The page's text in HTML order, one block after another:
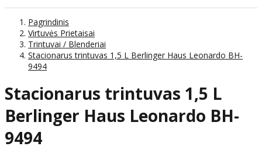
Pagrindinis
Virtuvės Prietaisai
Trintuvai / Blenderiai
Stacionarus trintuvas 1,5 L Berlinger Haus Leonardo BH-
9494
Stacionarus trintuvas 1,5 L
Berlinger Haus Leonardo BH-
9494